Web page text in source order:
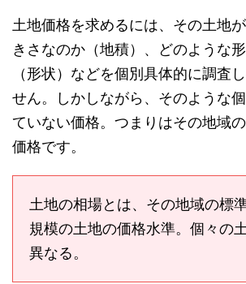
土地価格を求めるには、その土地
きさなのか（地積）、どのような
（形状）などを個別具体的に調査
せん。しかしながら、そのような
ていない価格。つまりはその地域
価格です。
土地の相場とは、その地域の標
規模の土地の価格水準。個々の
異なる。